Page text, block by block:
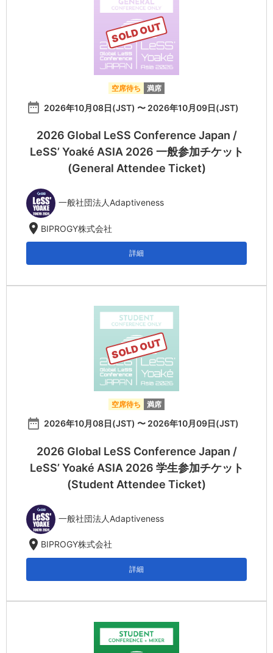
SOLD OUT
空席待ち 満席
date_range 2026年10月08日(JST) 〜 2026年10月09日(JST)
2026 Global LeSS Conference Japan /
LeSS’ Yoaké ASIA 2026 一般参加チケット
(General Attendee Ticket)
一般社団法人Adaptiveness
location_on BIPROGY株式会社
詳細
SOLD OUT
空席待ち 満席
date_range 2026年10月08日(JST) 〜 2026年10月09日(JST)
2026 Global LeSS Conference Japan /
LeSS’ Yoaké ASIA 2026 学生参加チケット
(Student Attendee Ticket)
一般社団法人Adaptiveness
location_on BIPROGY株式会社
詳細